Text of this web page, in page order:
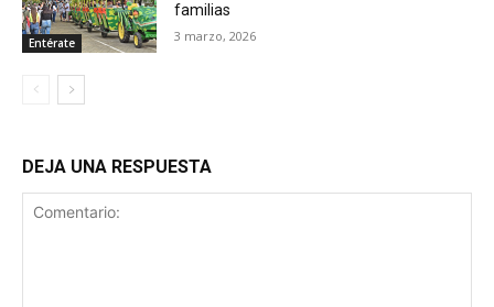
Entérate
familias
3 marzo, 2026
DEJA UNA RESPUESTA